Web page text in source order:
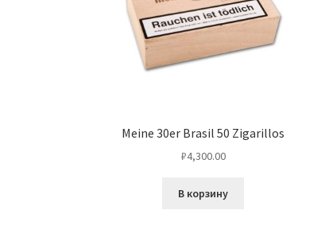
Meine 30er Brasil 50 Zigarillos
₽4,300.00
В корзину